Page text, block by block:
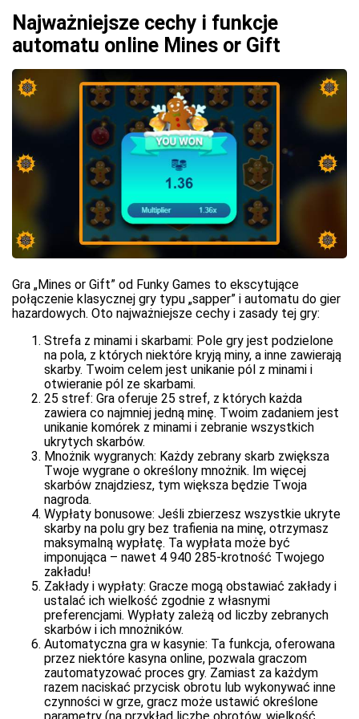
Najważniejsze cechy i funkcje
automatu online Mines or Gift
Gra „Mines or Gift” od Funky Games to ekscytujące
połączenie klasycznej gry typu „sapper” i automatu do gier
hazardowych. Oto najważniejsze cechy i zasady tej gry:
Strefa z minami i skarbami: Pole gry jest podzielone
na pola, z których niektóre kryją miny, a inne zawierają
skarby. Twoim celem jest unikanie pól z minami i
otwieranie pól ze skarbami.
25 stref: Gra oferuje 25 stref, z których każda
zawiera co najmniej jedną minę. Twoim zadaniem jest
unikanie komórek z minami i zebranie wszystkich
ukrytych skarbów.
Mnożnik wygranych: Każdy zebrany skarb zwiększa
Twoje wygrane o określony mnożnik. Im więcej
skarbów znajdziesz, tym większa będzie Twoja
nagroda.
Wypłaty bonusowe: Jeśli zbierzesz wszystkie ukryte
skarby na polu gry bez trafienia na minę, otrzymasz
maksymalną wypłatę. Ta wypłata może być
imponująca – nawet 4 940 285-krotność Twojego
zakładu!
Zakłady i wypłaty: Gracze mogą obstawiać zakłady i
ustalać ich wielkość zgodnie z własnymi
preferencjami. Wypłaty zależą od liczby zebranych
skarbów i ich mnożników.
Automatyczna gra w kasynie: Ta funkcja, oferowana
przez niektóre kasyna online, pozwala graczom
zautomatyzować proces gry. Zamiast za każdym
razem naciskać przycisk obrotu lub wykonywać inne
czynności w grze, gracz może ustawić określone
parametry (na przykład liczbę obrotów, wielkość